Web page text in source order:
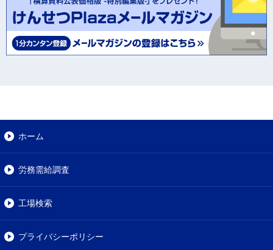
ホーム
労務需給調査
工場検索
プライバシーポリシー